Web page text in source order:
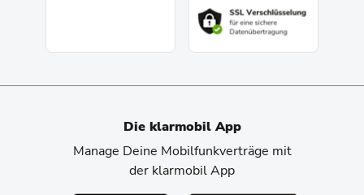
Die klarmobil App
Manage Deine Mobilfunkverträge mit
der klarmobil App